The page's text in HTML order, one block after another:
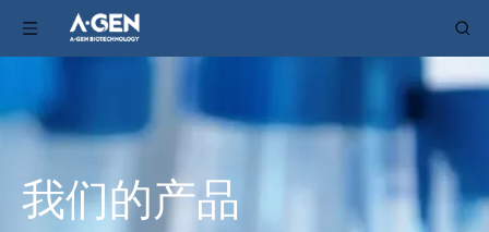
我们的产品